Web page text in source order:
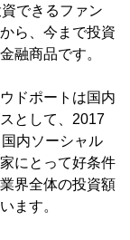
できるファン
ら、今まで投資
融商品です。
ドポートは国内
として、2017
内ソーシャル
にとって好条件
界全体の投資額
ます。